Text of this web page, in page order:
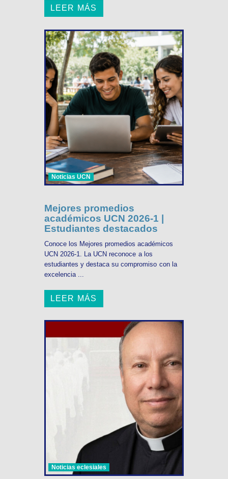
LEER MÁS
Noticias UCN
Mejores promedios
académicos UCN 2026-1 |
Estudiantes destacados
Conoce los Mejores promedios académicos
UCN 2026-1. La UCN reconoce a los
estudiantes y destaca su compromiso con la
excelencia ...
LEER MÁS
Noticias eclesiales